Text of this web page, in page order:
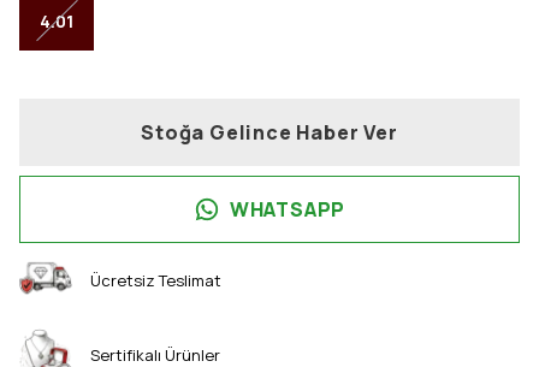
4.01
Stoğa Gelince Haber Ver
WHATSAPP
Ücretsiz Teslimat
Sertifikalı Ürünler